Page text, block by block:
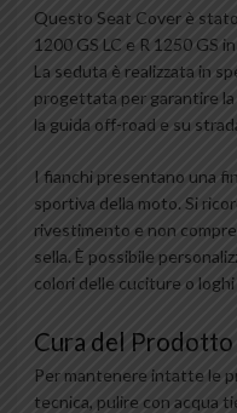
Questo Seat Cover è
1200 GS LC e R 1250 GS
La seduta è realizzata in
progettata per garantire
la guida off-road e su
I fianchi presentano una
sportiva della moto. Si
rivestimento e non
sella. È possibile
colori delle cuciture o
Cura del Prodotto
Per mantenere intatte le
tecnica, pulire con acqua